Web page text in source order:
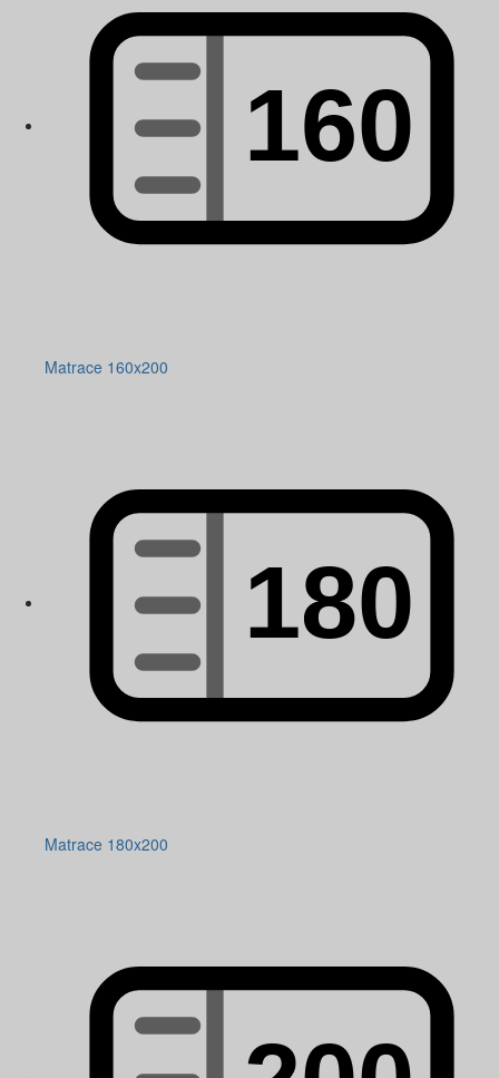
Matrace 160x200
Matrace 180x200